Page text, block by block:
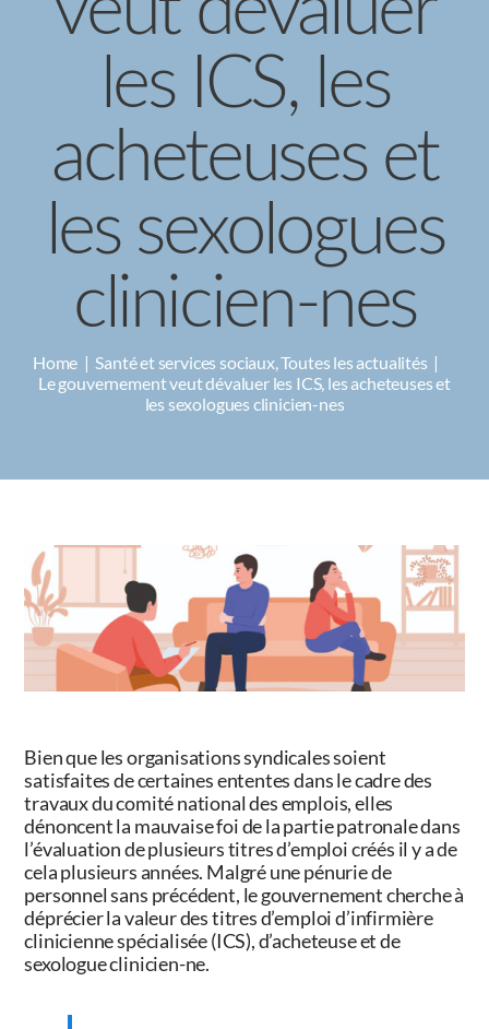
les ICS, les
acheteuses et
les sexologues
clinicien-nes
Home Santé et services sociaux Toutes les actualités
Le gouvernement veut dévaluer les ICS, les acheteuses et
les sexologues clinicien-nes
Bien que les organisations syndicales soient
satisfaites de certaines ententes dans le cadre des
travaux du comité national des emplois, elles
dénoncent la mauvaise foi de la partie patronale dans
l’évaluation de plusieurs titres d’emploi créés il y a de
cela plusieurs années. Malgré une pénurie de
personnel sans précédent, le gouvernement cherche à
déprécier la valeur des titres d’emploi d’infirmière
clinicienne spécialisée (ICS), d’acheteuse et de
sexologue clinicien-ne.